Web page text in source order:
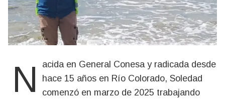
Nacida en General Conesa y radicada desde
hace 15 años en Río Colorado, Soledad
comenzó en marzo de 2025 trabajando